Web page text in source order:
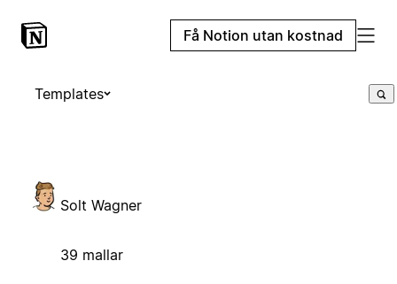
Få Notion utan kostnad
Templates
Solt Wagner
39 mallar